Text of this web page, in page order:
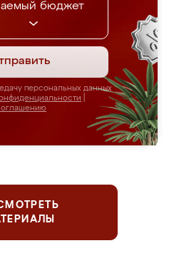
бюджет
персональных данных